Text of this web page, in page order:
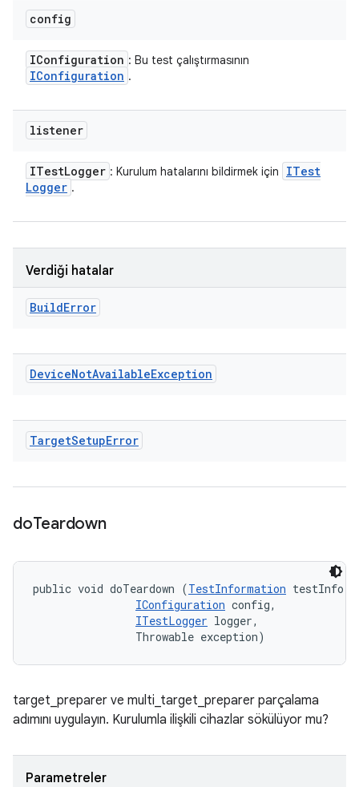
config
IConfiguration : Bu test çalıştırmasının
IConfiguration .
listener
ITestLogger : Kurulum hatalarını bildirmek için
ITest
Logger .
Verdiği hatalar
BuildError
DeviceNotAvailableException
TargetSetupError
doTeardown
public void doTeardown (TestInformation testInfo,
IConfiguration config,
ITestLogger logger,
                Throwable exception)
target_preparer ve multi_target_preparer parçalama
adımını uygulayın. Kurulumla ilişkili cihazlar sökülüyor mu?
Parametreler